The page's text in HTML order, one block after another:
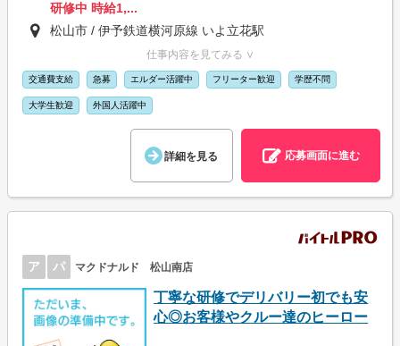
研修中 時給1,...
松山市 / 伊予鉄道横河原線 いよ立花駅
仕事内容を見てみる ∨
交通費支給 急募 エルダー活躍中 フリーター歓迎 学歴不問
大学生歓迎 外国人活躍中
詳細を見る 応募画面に進む
ア パ マクドナルド 松山南店
丁寧な研修でデリバリー初でも安
心◎お客様やクルー達のヒーロー